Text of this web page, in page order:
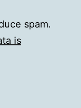
spam.
is